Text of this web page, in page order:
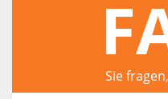
Sie